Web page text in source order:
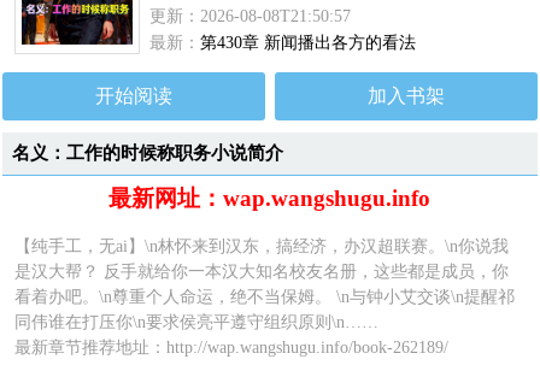
更新：2026-08-08T21:50:57
最新：第430章 新闻播出各方的看法
开始阅读 加入书架
名义：工作的时候称职务小说简介
最新网址：wap.wangshugu.info
【纯手工，无ai】\n林怀来到汉东，搞经济，办汉超联赛。\n你说我
是汉大帮？ 反手就给你一本汉大知名校友名册，这些都是成员，你
看着办吧。\n尊重个人命运，绝不当保姆。 \n与钟小艾交谈\n提醒祁
同伟谁在打压你\n要求侯亮平遵守组织原则\n……
最新章节推荐地址：http://wap.wangshugu.info/book-262189/